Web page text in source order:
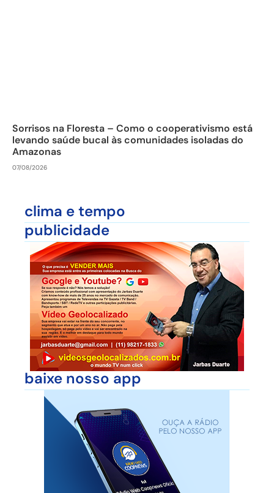
Sorrisos na Floresta – Como o cooperativismo está
levando saúde bucal às comunidades isoladas do
Amazonas
07/08/2026
clima e tempo
publicidade
baixe nosso app